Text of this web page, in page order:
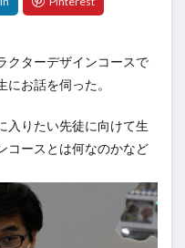
クターデザインコースで
お話を伺った。
入りたい先徒に向けて生
コースとは何なのかなど